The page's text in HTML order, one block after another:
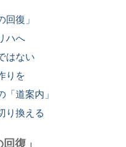
復」
ハへ
はない
りを
道案内」
り換える
復」